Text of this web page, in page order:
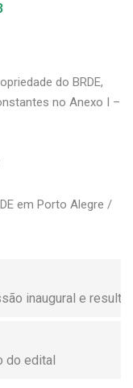
do BRDE,
no Anexo I –
em Porto Alegre /
inaugural e
do edital